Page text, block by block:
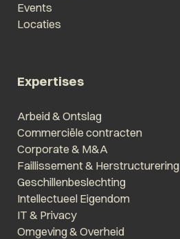
Events
Locaties
Expertises
Arbeid & Ontslag
Commerciële contracten
Corporate & M&A
Faillissement & Herstructurering
Geschillenbeslechting
Intellectueel Eigendom
IT & Privacy
Omgeving & Overheid